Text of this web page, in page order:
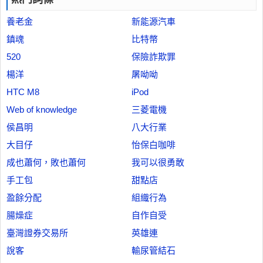
養老金
新能源汽車
鎮魂
比特幣
520
保險詐欺罪
楊洋
屠呦呦
HTC M8
iPod
Web of knowledge
三菱電機
侯昌明
八大行業
大目仔
怡保白咖啡
成也蕭何，敗也蕭何
我可以很勇敢
手工包
甜點店
盈餘分配
組織行為
腸燥症
自作自受
臺灣證券交易所
英雄連
說客
輸尿管結石